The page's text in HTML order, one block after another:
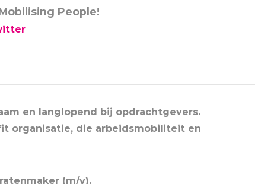
People!
en langlopend bij opdrachtgevers.
organisatie, die arbeidsmobiliteit en
(m/v).